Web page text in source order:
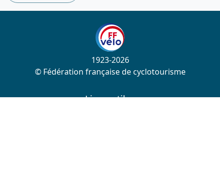
1923-2026
© Fédération française de cyclotourisme
Liens utiles